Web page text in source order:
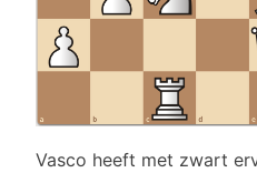
Vasco heeft met zwart